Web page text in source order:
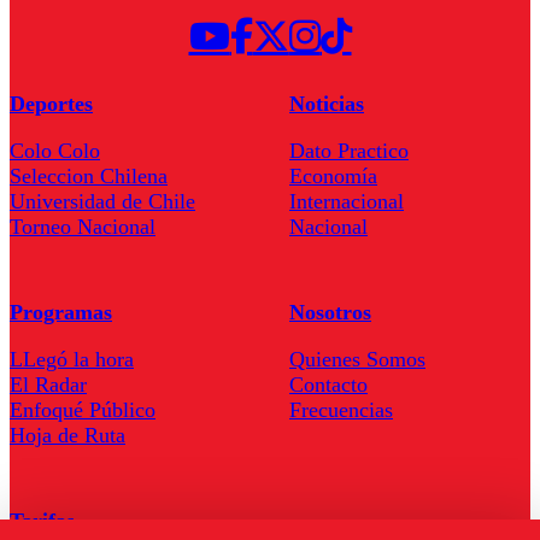
Deportes
Colo Colo
Seleccion Chilena
Universidad de Chile
Torneo Nacional
Noticias
Dato Practico
Economía
Internacional
Nacional
Programas
LLegó la hora
El Radar
Enfoqué Público
Hoja de Ruta
Nosotros
Quienes Somos
Contacto
Frecuencias
Tarifas